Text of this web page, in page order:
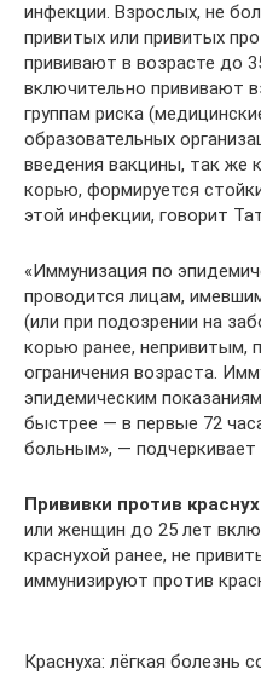
инфекции. Взрослых, не
привитых или привитых
прививают в возрасте до
включительно прививают
группам риска
образовательных
введения вакцины, так же
корью, формируется
этой инфекции, говорит
«Иммунизация по
проводится лицам,
(или при подозрении на
корью ранее, непривитым,
ограничения возраста.
эпидемическим
быстрее — в первые 72
больным», — подчеркивает
Прививки против
или женщин до 25 лет
краснухой ранее, не
иммунизируют против
Краснуха: лёгкая болезнь